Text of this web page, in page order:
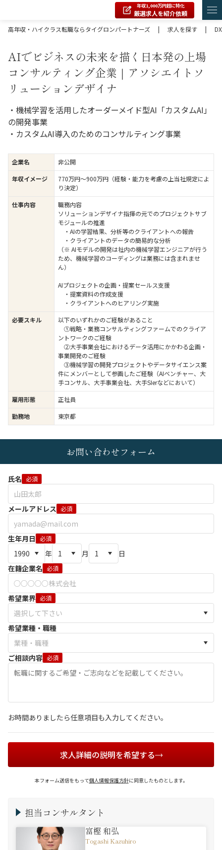
年収1,000万円超に特化
厳選求人を紹介依頼
高年収・ハイクラス転職ならタイグロンパートナーズ
| 求人を探す |
AIでビジネスの未来を描く日本発の上場
コンサルティング企業｜アソシエイトソ
リューションデザイナ
・機械学習を活用したオーダーメイド型AI「カスタムAI」
の開発事業
・カスタムAI導入のためのコンサルティング事業
企業名
非公開
年収イメージ
770万円〜900万円（経験・能力を考慮の上当社規定によ
り決定）
仕事内容
職務内容
ソリューションデザイナ指揮の元でのプロジェクトサブ
モジュールの推進
・AIの学習結果、分析等のクライアントへの報告
・クライアントのデータの簡易的な分析
（※ AIモデルの開発は社内の機械学習エンジニアが行う
ため、機械学習のコーディングは業務には含まれませ
ん）
AIプロジェクトの企画・提案セールス支援
・提案資料の作成支援
・クライアントへのヒアリング実施
必要スキル
以下のいずれかのご経験があること
①戦略・業務コンサルティングファームでのクライア
ントワークのご経験
②大手事業会社におけるデータ活用にかかわる企画・
事業開発のご経験
③機械学習の開発プロジェクトやデータサイエンス案
件にメンバーとして参画したご経験（AIベンチャー、大
手コンサル、大手事業会社、大手SIerなどにおいて）
雇用形態
正社員
勤務地
東京都
お問い合わせフォーム
氏名 必須
メールアドレス 必須
生年月日 必須
年 月
日
在籍企業名 必須
希望業界 必須
希望業種・職種
ご相談内容 必須
お時間ありましたら任意項目も入力してください。
求人詳細の説明を希望する
本フォーム送信をもって個人情報保護方針に同意したものとします。
担当コンサルタント
富樫 和弘
Togashi Kazuhiro